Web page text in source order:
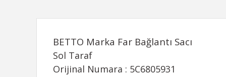
BETTO Marka Far Bağlantı Sacı
Sol Taraf
Orijinal Numara : 5C6805931